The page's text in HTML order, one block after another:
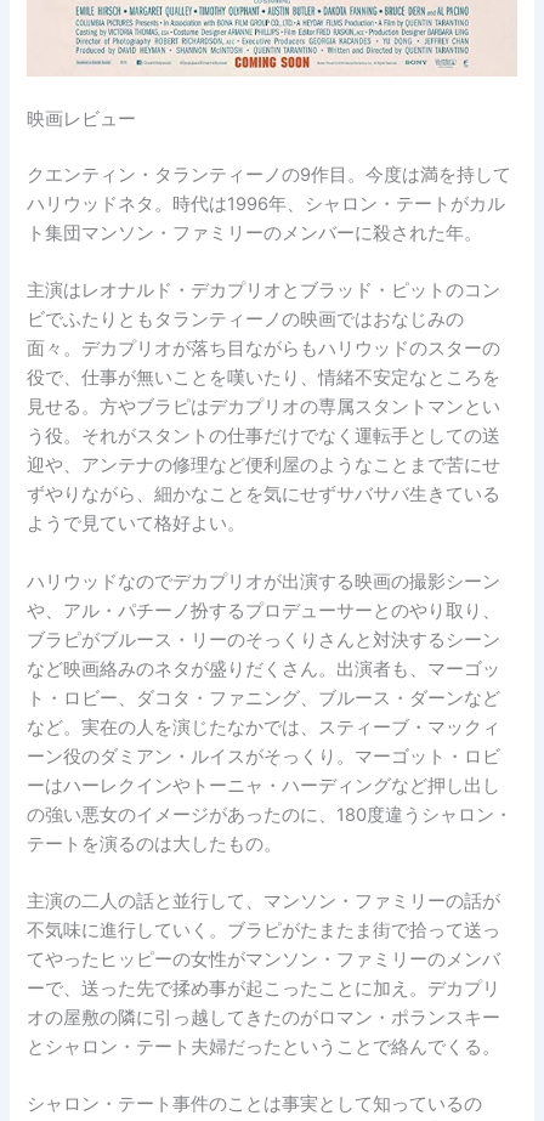
映画レビュー
クエンティン・タランティーノの9作目。今度は満を持して
ハリウッドネタ。時代は1996年、シャロン・テートがカル
ト集団マンソン・ファミリーのメンバーに殺された年。
主演はレオナルド・デカプリオとブラッド・ピットのコン
ビでふたりともタランティーノの映画ではおなじみの
面々。デカプリオが落ち目ながらもハリウッドのスターの
役で、仕事が無いことを嘆いたり、情緒不安定なところを
見せる。方やブラピはデカプリオの専属スタントマンとい
う役。それがスタントの仕事だけでなく運転手としての送
迎や、アンテナの修理など便利屋のようなことまで苦にせ
ずやりながら、細かなことを気にせずサバサバ生きている
ようで見ていて格好よい。
ハリウッドなのでデカプリオが出演する映画の撮影シーン
や、アル・パチーノ扮するプロデューサーとのやり取り、
ブラピがブルース・リーのそっくりさんと対決するシーン
など映画絡みのネタが盛りだくさん。出演者も、マーゴッ
ト・ロビー、ダコタ・ファニング、ブルース・ダーンなど
など。実在の人を演じたなかでは、スティーブ・マックィ
ーン役のダミアン・ルイスがそっくり。マーゴット・ロビ
ーはハーレクインやトーニャ・ハーディングなど押し出し
の強い悪女のイメージがあったのに、180度違うシャロン・
テートを演るのは大したもの。
主演の二人の話と並行して、マンソン・ファミリーの話が
不気味に進行していく。ブラピがたまたま街で拾って送っ
てやったヒッピーの女性がマンソン・ファミリーのメンバ
ーで、送った先で揉め事が起こったことに加え。デカプリ
オの屋敷の隣に引っ越してきたのがロマン・ポランスキー
とシャロン・テート夫婦だったということで絡んでくる。
シャロン・テート事件のことは事実として知っているの